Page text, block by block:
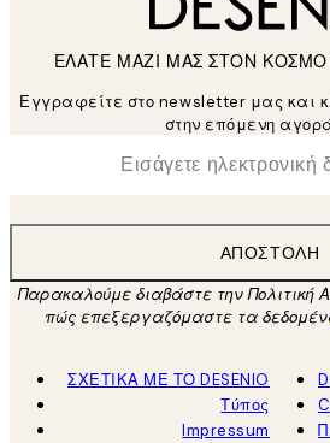
ΕΛΑΤΕ ΜΑΖΙ ΜΑΣ ΣΤΟΝ
Εγγραφείτε στο newsletter μας και
στην επόμενη
Ηλεκτρονική Διεύθυνση
ΑΠΟΣΤΟΛΉ
Παρακαλούμε διαβάστε την Πολιτική
πώς επεξεργαζόμαστε τα
ΣΧΕΤΙΚΑ ΜΕ ΤΟ DESENIO
Τύπος
Impressum